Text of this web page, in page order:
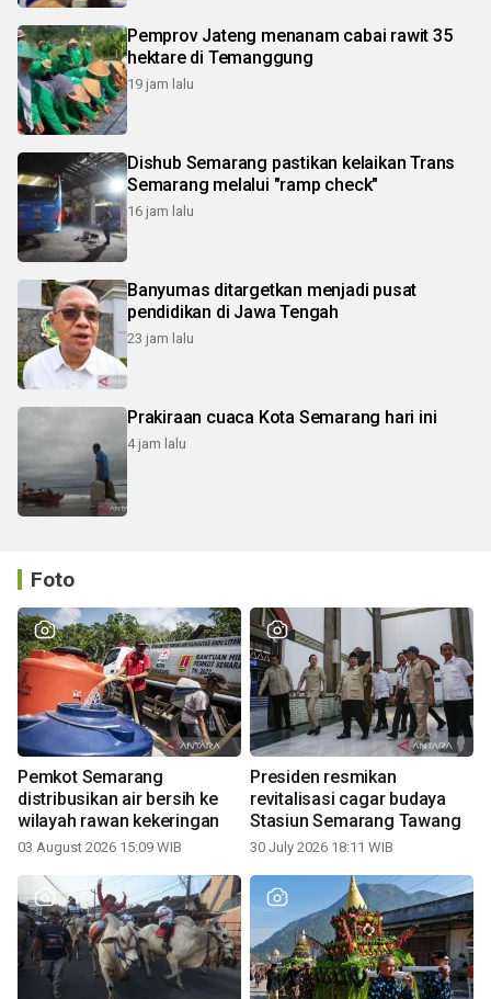
Pemprov Jateng menanam cabai rawit 35
hektare di Temanggung
19 jam lalu
Dishub Semarang pastikan kelaikan Trans
Semarang melalui "ramp check"
16 jam lalu
Banyumas ditargetkan menjadi pusat
pendidikan di Jawa Tengah
23 jam lalu
Prakiraan cuaca Kota Semarang hari ini
4 jam lalu
Foto
Pemkot Semarang
distribusikan air bersih ke
wilayah rawan kekeringan
03 August 2026 15:09 WIB
Presiden resmikan
revitalisasi cagar budaya
Stasiun Semarang Tawang
30 July 2026 18:11 WIB